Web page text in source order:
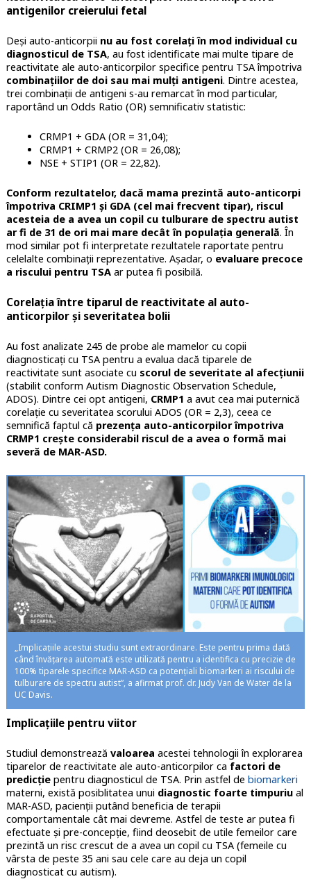
antigenilor creierului fetal
Deși auto-anticorpii nu au fost corelați în mod individual cu
diagnosticul de TSA, au fost identificate mai multe tipare de
reactivitate ale auto-anticorpilor specifice pentru TSA împotriva
combinațiilor de doi sau mai mulți antigeni. Dintre acestea,
trei combinații de antigeni s-au remarcat în mod particular,
raportând un Odds Ratio (OR) semnificativ statistic:
CRMP1 + GDA (OR = 31,04);
CRMP1 + CRMP2 (OR = 26,08);
NSE + STIP1 (OR = 22,82).
Conform rezultatelor, dacă mama prezintă auto-anticorpi
împotriva CRIMP1 și GDA (cel mai frecvent tipar), riscul
acesteia de a avea un copil cu tulburare de spectru autist
ar fi de 31 de ori mai mare decât în populația generală. În
mod similar pot fi interpretate rezultatele raportate pentru
celelalte combinații reprezentative. Așadar, o evaluare precoce
a riscului pentru TSAar putea fi posibilă.
Corelația între tiparul de reactivitate al auto-
anticorpilor și severitatea bolii
Au fost analizate 245 de probe ale mamelor cu copii
diagnosticați cu TSA pentru a evalua dacă tiparele de
reactivitate sunt asociate cu scorul de severitate al afecțiunii
(stabilit conform Autism Diagnostic Observation Schedule,
ADOS). Dintre cei opt antigeni, CRMP1 a avut cea mai puternică
corelație cu severitatea scorului ADOS (OR = 2,3), ceea ce
semnifică faptul că prezența auto-anticorpilor împotriva
CRMP1 crește considerabil riscul de a avea o formă mai
severă de MAR-ASD.
„Implicațiile acestui studiu sunt extraordinare. Este pentru prima dată
când învățarea automată este utilizată pentru a identifica cu precizie de
100% tiparele specifice MAR-ASD ca potențiali biomarkeri ai riscului de
tulburare de spectru autist”, a afirmat prof. dr. Judy Van de Water de la
UC Davis.
Implicațiile pentru viitor
Studiul demonstrează valoarea acestei tehnologii în explorarea
tiparelor de reactivitate ale auto-anticorpilor ca factori de
predicțiepentru diagnosticul de TSA. Prin astfel de biomarkeri
materni, există posiblitatea unui diagnostic foarte timpuriual
MAR-ASD, pacienții putând beneficia de terapii
comportamentale cât mai devreme. Astfel de teste ar putea fi
efectuate și pre-concepție, fiind deosebit de utile femeilor care
prezintă un risc crescut de a avea un copil cu TSA (femeile cu
vârsta de peste 35 ani sau cele care au deja un copil
diagnosticat cu autism).